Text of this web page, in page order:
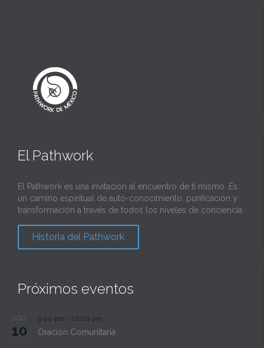
El Pathwork
El Pathwork es una invitación al encuentro de ti mismo. Es
un camino espiritual de auto-conocimiento, purificación y
transformación a través de todos los niveles de conciencia.
Historia del Pathwork
Próximos eventos
AGO
10
9:00 pm - 10:00 pm
Oración Comunitaria